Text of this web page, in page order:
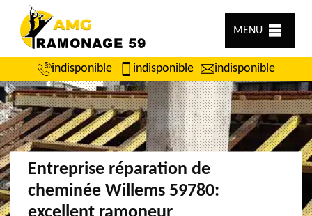
MENU
indisponible indisponible indisponible
Entreprise réparation de
cheminée Willems 59780:
excellent ramoneur